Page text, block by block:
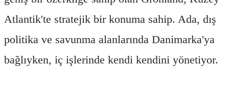
Atlantik'te stratejik bir konuma sahip. Ada, dış
politika ve savunma alanlarında Danimarka'ya
bağlıyken, iç işlerinde kendi kendini yönetiyor.